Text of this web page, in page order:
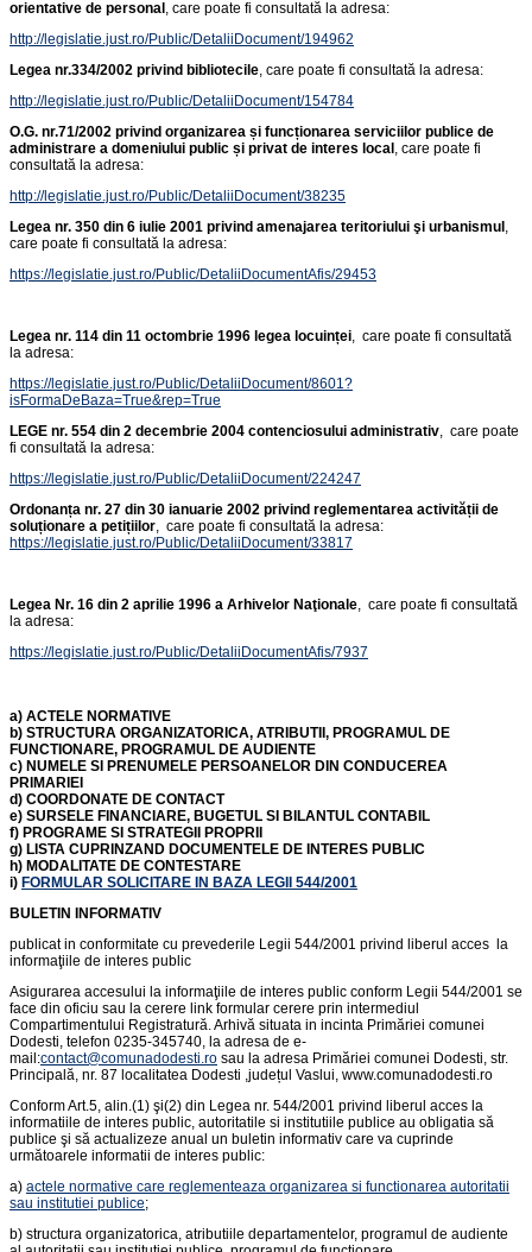
orientative de personal , care poate fi consultată la adresa:
http://legislatie.just.ro/Public/DetaliiDocument/194962
Legea nr.334/2002 privind bibliotecile , care poate fi consultată la adresa:
http://legislatie.just.ro/Public/DetaliiDocument/154784
O.G. nr.71/2002 privind organizarea și funcționarea serviciilor publice de
administrare a domeniului public și privat de interes local , care poate fi
consultată la adresa:
http://legislatie.just.ro/Public/DetaliiDocument/38235
Legea nr. 350 din 6 iulie 2001 privind amenajarea teritoriului şi urbanismul
care poate fi consultată la adresa:
https://legislatie.just.ro/Public/DetaliiDocumentAfis/29453
Legea nr. 114 din 11 octombrie 1996 legea locuinței , care poate fi consultată
la adresa:
https://legislatie.just.ro/Public/DetaliiDocument/8601?
isFormaDeBaza=True&rep=True
LEGE nr. 554 din 2 decembrie 2004 contenciosului administrativ , care poate
fi consultată la adresa:
https://legislatie.just.ro/Public/DetaliiDocument/224247
Ordonanța nr. 27 din 30 ianuarie 2002 privind reglementarea activității de
soluționare a petițiilor , care poate fi consultată la adresa:
https://legislatie.just.ro/Public/DetaliiDocument/33817
Legea Nr. 16 din 2 aprilie 1996 a Arhivelor Naţionale , care poate fi consultată
la adresa:
https://legislatie.just.ro/Public/DetaliiDocumentAfis/7937
a) ACTELE NORMATIVE
b) STRUCTURA ORGANIZATORICA, ATRIBUTII, PROGRAMUL DE
FUNCTIONARE, PROGRAMUL DE AUDIENTE
c) NUMELE SI PRENUMELE PERSOANELOR DIN CONDUCEREA
PRIMARIEI
d) COORDONATE DE CONTACT
e) SURSELE FINANCIARE, BUGETUL SI BILANTUL CONTABIL
f) PROGRAME SI STRATEGII PROPRII
g) LISTA CUPRINZAND DOCUMENTELE DE INTERES PUBLIC
h) MODALITATE DE CONTESTARE
i) FORMULAR SOLICITARE IN BAZA LEGII 544/2001
BULETIN INFORMATIV
publicat in conformitate cu prevederile Legii 544/2001 privind liberul acces la
informaţiile de interes public
Asigurarea accesului la informaţiile de interes public conform Legii 544/2001 se
face din oficiu sau la cerere link formular cerere prin intermediul
Compartimentului Registratură. Arhivă situata in incinta Primăriei comunei
Dodesti, telefon 0235-345740, la adresa de e-
mail:contact@comunadodesti.ro sau la adresa Primăriei comunei Dodesti, str.
Principală, nr. 87 localitatea Dodesti ,județul Vaslui, www.comunadodesti.ro
Conform Art.5, alin.(1) şi(2) din Legea nr. 544/2001 privind liberul acces la
informatiile de interes public, autoritatile si institutiile publice au obligatia să
publice şi să actualizeze anual un buletin informativ care va cuprinde
următoarele informatii de interes public:
a) actele normative care reglementeaza organizarea si functionarea autoritatii
sau institutiei publice;
b) structura organizatorica, atributiile departamentelor, programul de audiente